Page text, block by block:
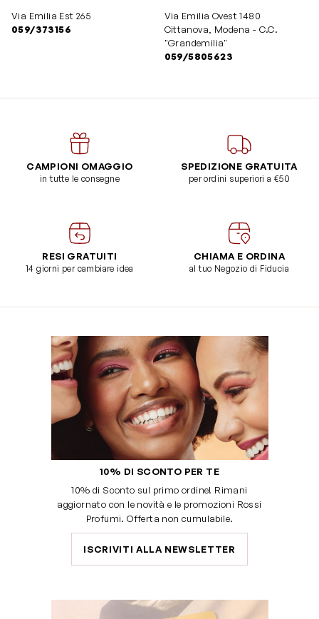
Via Emilia Est 265
059/373156
Via Emilia Ovest 1480
Cittanova, Modena - C.C.
"Grandemilia"
059/5805623
CAMPIONI OMAGGIO
in tutte le consegne
SPEDIZIONE GRATUITA
per ordini superiori a €50
RESI GRATUITI
14 giorni per cambiare idea
CHIAMA E ORDINA
al tuo Negozio di Fiducia
10% DI SCONTO PER TE
10% di Sconto sul primo ordine! Rimani
aggiornato con le novità e le promozioni Rossi
Profumi. Offerta non cumulabile.
ISCRIVITI ALLA NEWSLETTER